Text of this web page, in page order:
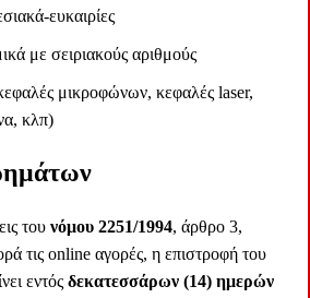
ευκαιρίες
με σειριακούς αριθμούς
μικροφώνων, κεφαλές laser,
κλπ)
του νόμου 2251/1994, άρθρο 3,
τις online αγορές, η επιστροφή του
εντός δεκατεσσάρων (14) ημερών